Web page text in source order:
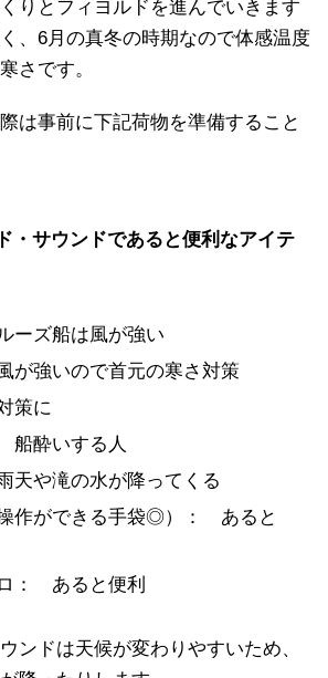
りとフィヨルドを進んでいきます
、6月の真冬の時期なので体感温度
さです。
は事前に下記荷物を準備すること
・サウンドであると便利なアイテ
ーズ船は風が強い
強いので首元の寒さ対策
策に
酔いする人
や滝の水が降ってくる
作ができる手袋◎）： あると
： あると便利
ンドは天候が変わりやすいため、